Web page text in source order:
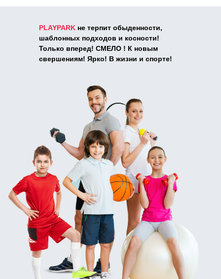
PLAYPARK не терпит обыденности,
шаблонных подходов и косности!
Только вперед! СМЕЛО ! К новым
свершениям! Ярко! В жизни и спорте!